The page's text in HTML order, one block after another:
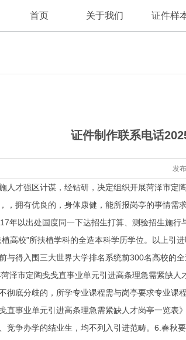
首页 关于我们 证件样
证件制作联系电话
发
才强区计谋，经钻研，决定组织开展菏泽市定
，拥有优良的，身体康健，能所报岗亭的事情
年以出处国度同一下达招生打算、测验招生施行
植高校”所扶植学科的全造本科学历学位。以上
与得入围三大世界大学排名系统前300名高校的
泽市定陶戋戋直事业单元引进高条理急需紧缺
彻底分歧的，所学专业课程需与岗亭要求专业
直事业单元引进高条理急需紧缺人才岗亭一览
竞争办学的结业生，均不列入引进范畴。6.春秋